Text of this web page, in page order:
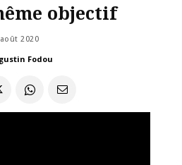
objectif
2020
Fodou